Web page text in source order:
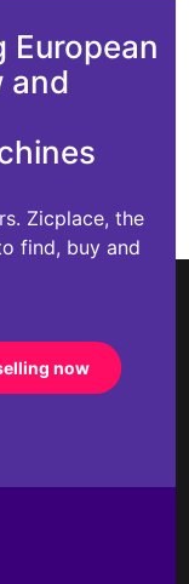
European
and
Zicplace, the
find, buy and
now